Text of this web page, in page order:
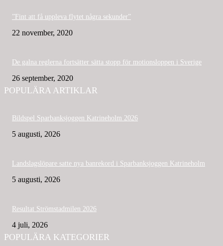
”Fint att få uppleva flytet några sekunder”
22 november, 2020
De galna reglerna fortsätter sätta stopp för motionsloppen i Sverige
26 september, 2020
POPULÄRA ARTIKLAR
Bildspel Sparbanksjoggen Katrineholm 2026
5 augusti, 2026
Landslagslöpare satte nya banrekord i Sparbanksjoggen Katrineholm
5 augusti, 2026
Resultat Strömstadmilen 2026
4 juli, 2026
POPULÄRA KATEGORIER